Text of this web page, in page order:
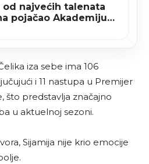
od najvećih talenata
pojačao Akademiju
iza sebe ima 106
i 11 nastupa u Premijer
što predstavlja značajno
u aktuelnoj sezoni.
Sijamija nije krio emocije